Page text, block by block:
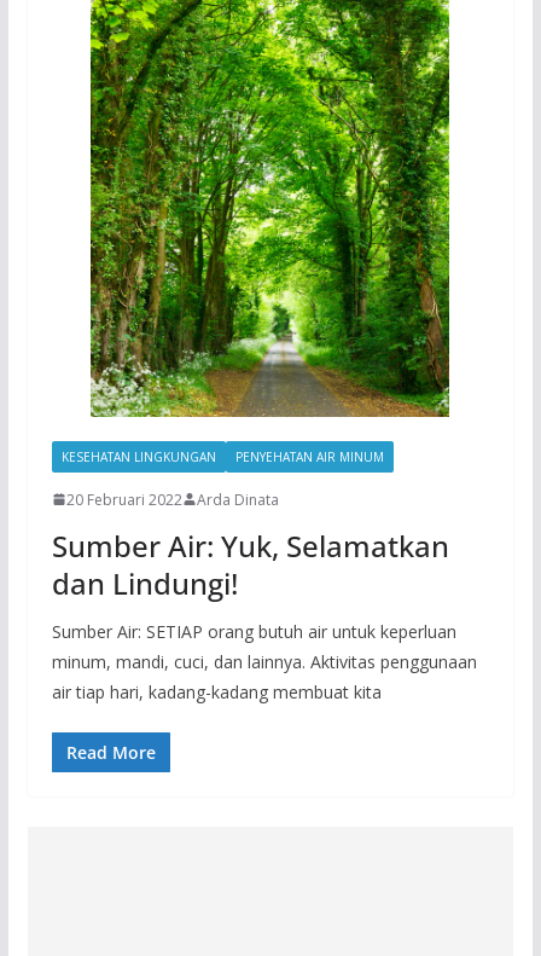
KESEHATAN LINGKUNGAN PENYEHATAN AIR MINUM
20 Februari 2022 Arda Dinata
Sumber Air: Yuk, Selamatkan
dan Lindungi!
Sumber Air: SETIAP orang butuh air untuk keperluan
minum, mandi, cuci, dan lainnya. Aktivitas penggunaan
air tiap hari, kadang-kadang membuat kita
Read More